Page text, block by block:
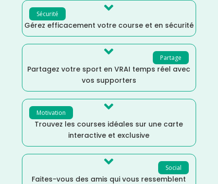
Sécurité 
Gérez efficacement votre course et en sécurité
Partage

Partagez votre sport en VRAI temps réel avec
vos supporters
Motivation 
Trouvez les courses idéales sur une carte
interactive et exclusive
Social

Faites-vous des amis qui vous ressemblent